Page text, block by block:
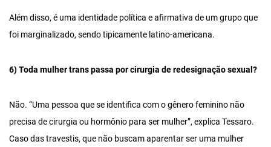
Além disso, é uma identidade política e afirmativa de um grupo que
foi marginalizado, sendo tipicamente latino-americana.
6) Toda mulher trans passa por cirurgia de redesignação sexual?
Não. “Uma pessoa que se identifica com o gênero feminino não
precisa de cirurgia ou hormônio para ser mulher”, explica Tessaro.
Caso das travestis, que não buscam aparentar ser uma mulher